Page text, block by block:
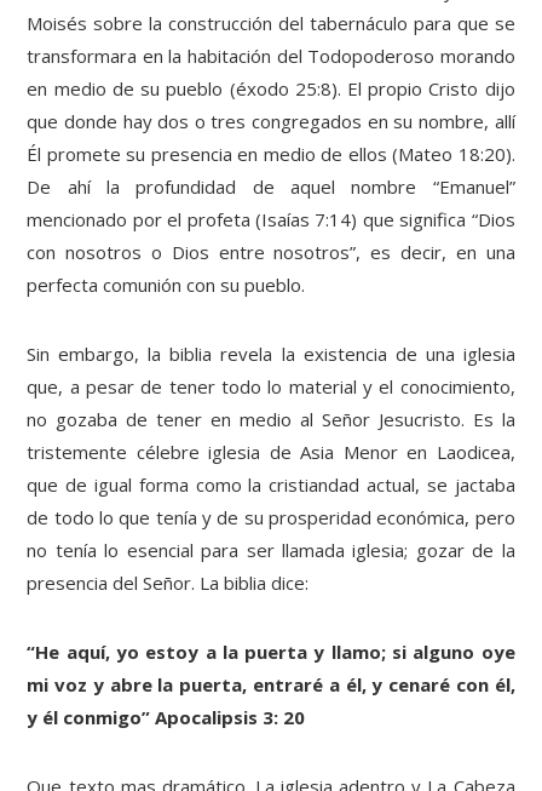
Moisés sobre la construcción del tabernáculo para que se
transformara en la habitación del Todopoderoso morando
en medio de su pueblo (éxodo 25:8). El propio Cristo dijo
que donde hay dos o tres congregados en su nombre, allí
Él promete su presencia en medio de ellos (Mateo 18:20).
De ahí la profundidad de aquel nombre “Emanuel”
mencionado por el profeta (Isaías 7:14) que significa “Dios
con nosotros o Dios entre nosotros”, es decir, en una
perfecta comunión con su pueblo.
Sin embargo, la biblia revela la existencia de una iglesia
que, a pesar de tener todo lo material y el conocimiento,
no gozaba de tener en medio al Señor Jesucristo. Es la
tristemente célebre iglesia de Asia Menor en Laodicea,
que de igual forma como la cristiandad actual, se jactaba
de todo lo que tenía y de su prosperidad económica, pero
no tenía lo esencial para ser llamada iglesia; gozar de la
presencia del Señor. La biblia dice:
“He aquí, yo estoy a la puerta y llamo; si alguno oye
mi voz y abre la puerta, entraré a él, y cenaré con él,
y él conmigo” Apocalipsis 3: 20
Que texto mas dramático. La iglesia adentro y La Cabeza